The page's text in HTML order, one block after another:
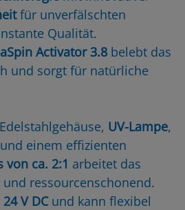
für unverfälschten
Qualität.
Activator 3.8 belebt das
und sorgt für natürliche
UV-Lampe,
und einem effizienten
von ca. 2:1 arbeitet das
und ressourcenschonend.
24 V DCund kann flexibel